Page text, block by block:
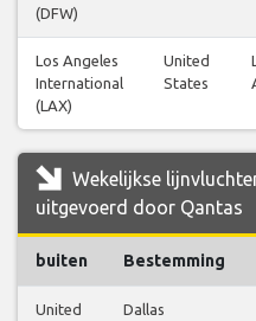
(DFW)
Los Angeles
International
(LAX)
United
States
Wekelijkse
uitgevoerd door Qantas
buiten Bestemming
United
Dallas